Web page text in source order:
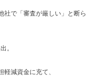
社で「審査が厳しい」と断ら
。
減資金に充て、